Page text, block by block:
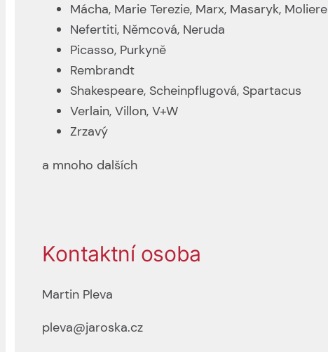
Mácha, Marie Terezie, Marx, Masaryk, Moliere
Nefertiti, Němcová, Neruda
Picasso, Purkyně
Rembrandt
Shakespeare, Scheinpflugová, Spartacus
Verlain, Villon, V+W
Zrzavý
a mnoho dalších
Kontaktní osoba
Martin Pleva
pleva@jaroska.cz